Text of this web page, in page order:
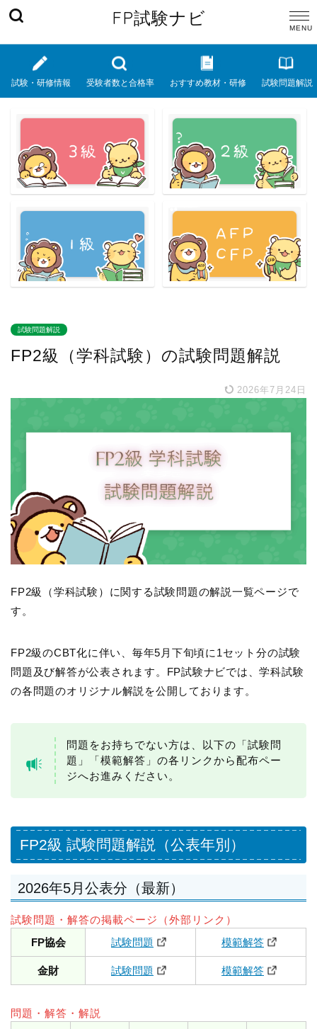
FP試験ナビ
試験・研修情報 受験者数と合格率 おすすめ教材・研修 試験問題解説
試験問題解説
FP2級（学科試験）の試験問題解説
2026年7月24日
FP2級（学科試験）に関する試験問題の解説一覧ページで
す。
FP2級のCBT化に伴い、毎年5月下旬頃に1セット分の試験
問題及び解答が公表されます。FP試験ナビでは、学科試験
の各問題のオリジナル解説を公開しております。
問題をお持ちでない方は、以下の「試験問
題」「模範解答」の各リンクから配布ペー
ジへお進みください。
FP2級 試験問題解説（公表年別）
2026年5月公表分（最新）
試験問題・解答の掲載ページ（外部リンク）
FP協会
試験問題 模範解答
金財 試験問題 模範解答
問題・解答・解説